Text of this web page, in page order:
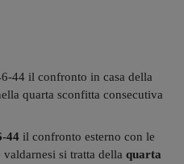
44 il confronto in casa della
quarta sconfitta consecutiva
44 il confronto esterno con le
si tratta della quarta